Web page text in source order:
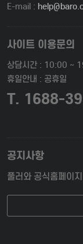
E-mail :
사이트 이용문의
상담시간 : 10:00 ~
휴일안내 : 공휴일
T. 1688-
공지사항
풀러와 공식홈페이